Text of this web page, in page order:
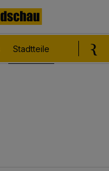
Stadtteile